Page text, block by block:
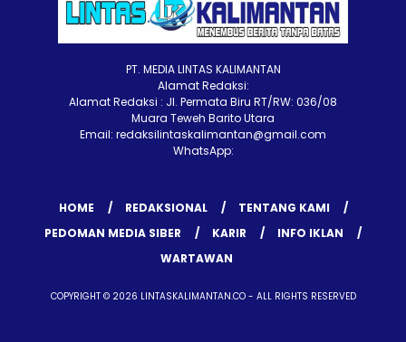
PT. MEDIA LINTAS KALIMANTAN
Alamat Redaksi:
Alamat Redaksi : Jl. Permata Biru RT/RW: 036/08
Muara Teweh Barito Utara
Email: redaksilintaskalimantan@gmail.com
WhatsApp:
HOME REDAKSIONAL
TENTANG KAMI
PEDOMAN MEDIA SIBER
KARIR
INFO IKLAN
WARTAWAN
COPYRIGHT © 2026 LINTASKALIMANTAN.CO - ALL RIGHTS RESERVED